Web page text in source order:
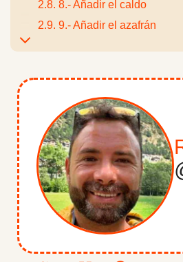
2.8. 8.- Añadir el caldo
2.9. 9.- Añadir el azafrán